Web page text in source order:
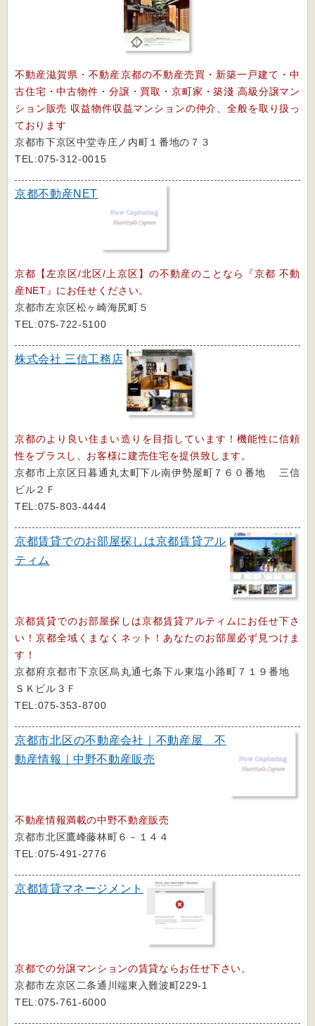
不動産滋賀県・不動産京都の不動産売買・新築一戸建て・中
古住宅・中古物件・分譲・買取・京町家・築淺 高級分譲マン
ション販売 収益物件収益マンションの仲介、全般を取り扱っ
ております
京都市下京区中堂寺庄ノ内町１番地の７３
TEL:075-312-0015
京都不動産NET
京都【左京区/北区/上京区】の不動産のことなら『京都 不動
産NET』にお任せください。
京都市左京区松ヶ崎海尻町５
TEL:075-722-5100
株式会社 三信工務店
京都のより良い住まい造りを目指しています！機能性に信頼
性をプラスし、お客様に建売住宅を提供致します。
京都市上京区日暮通丸太町下ル南伊勢屋町７６０番地 三信
ビル２Ｆ
TEL:075-803-4444
京都賃貸でのお部屋探しは京都賃貸アル
ティム
京都賃貸でのお部屋探しは京都賃貸アルティムにお任せ下さ
い！京都全域くまなくネット！あなたのお部屋必ず見つけま
す！
京都府京都市下京区烏丸通七条下ル東塩小路町７１９番地
ＳＫビル３Ｆ
TEL:075-353-8700
京都市北区の不動産会社｜不動産屋 不
動産情報｜中野不動産販売
不動産情報満載の中野不動産販売
京都市北区鷹峰藤林町６－１４４
TEL:075-491-2776
京都賃貸マネージメント
京都での分譲マンションの賃貸ならお任せ下さい。
京都市左京区二条通川端東入難波町229-1
TEL:075-761-6000